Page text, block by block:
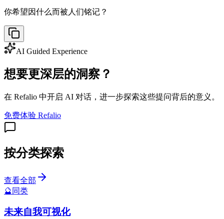
你希望因什么而被人们铭记？
AI Guided Experience
想要更深层的洞察？
在 Refalio 中开启 AI 对话，进一步探索这些提问背后的意义。
免费体验 Refalio
按分类探索
查看全部
🔮 同类
未来自我可视化